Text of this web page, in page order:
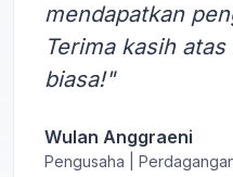
mendapatkan
Terima kasih
biasa!"
Wulan Anggraeni
Pengusaha |